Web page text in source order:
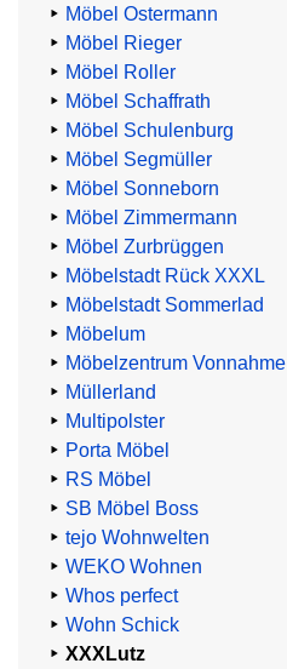
Möbel Ostermann
Möbel Rieger
Möbel Roller
Möbel Schaffrath
Möbel Schulenburg
Möbel Segmüller
Möbel Sonneborn
Möbel Zimmermann
Möbel Zurbrüggen
Möbelstadt Rück XXXL
Möbelstadt Sommerlad
Möbelum
Möbelzentrum Vonnahme
Müllerland
Multipolster
Porta Möbel
RS Möbel
SB Möbel Boss
tejo Wohnwelten
WEKO Wohnen
Whos perfect
Wohn Schick
XXXLutz